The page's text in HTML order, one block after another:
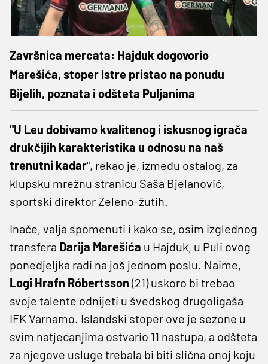
Završnica mercata: Hajduk dogovorio
Marešića, stoper Istre pristao na ponudu
Bijelih, poznata i odšteta Puljanima
"U Leu dobivamo kvalitenog i iskusnog igrača
drukčijih karakteristika u odnosu na naš
trenutni kadar", rekao je, između ostalog, za
klupsku mrežnu stranicu Saša Bjelanović,
sportski direktor Zeleno-žutih.
Inače, valja spomenuti i kako se, osim izglednog
transfera Darija Marešića u Hajduk, u Puli ovog
ponedjeljka radi na još jednom poslu. Naime,
Logi Hrafn Róbertsson (21) uskoro bi trebao
svoje talente odnijeti u švedskog drugoligaša
IFK Varnamo. Islandski stoper ove je sezone u
svim natjecanjima ostvario 11 nastupa, a odšteta
za njegove usluge trebala bi biti slična onoj koju